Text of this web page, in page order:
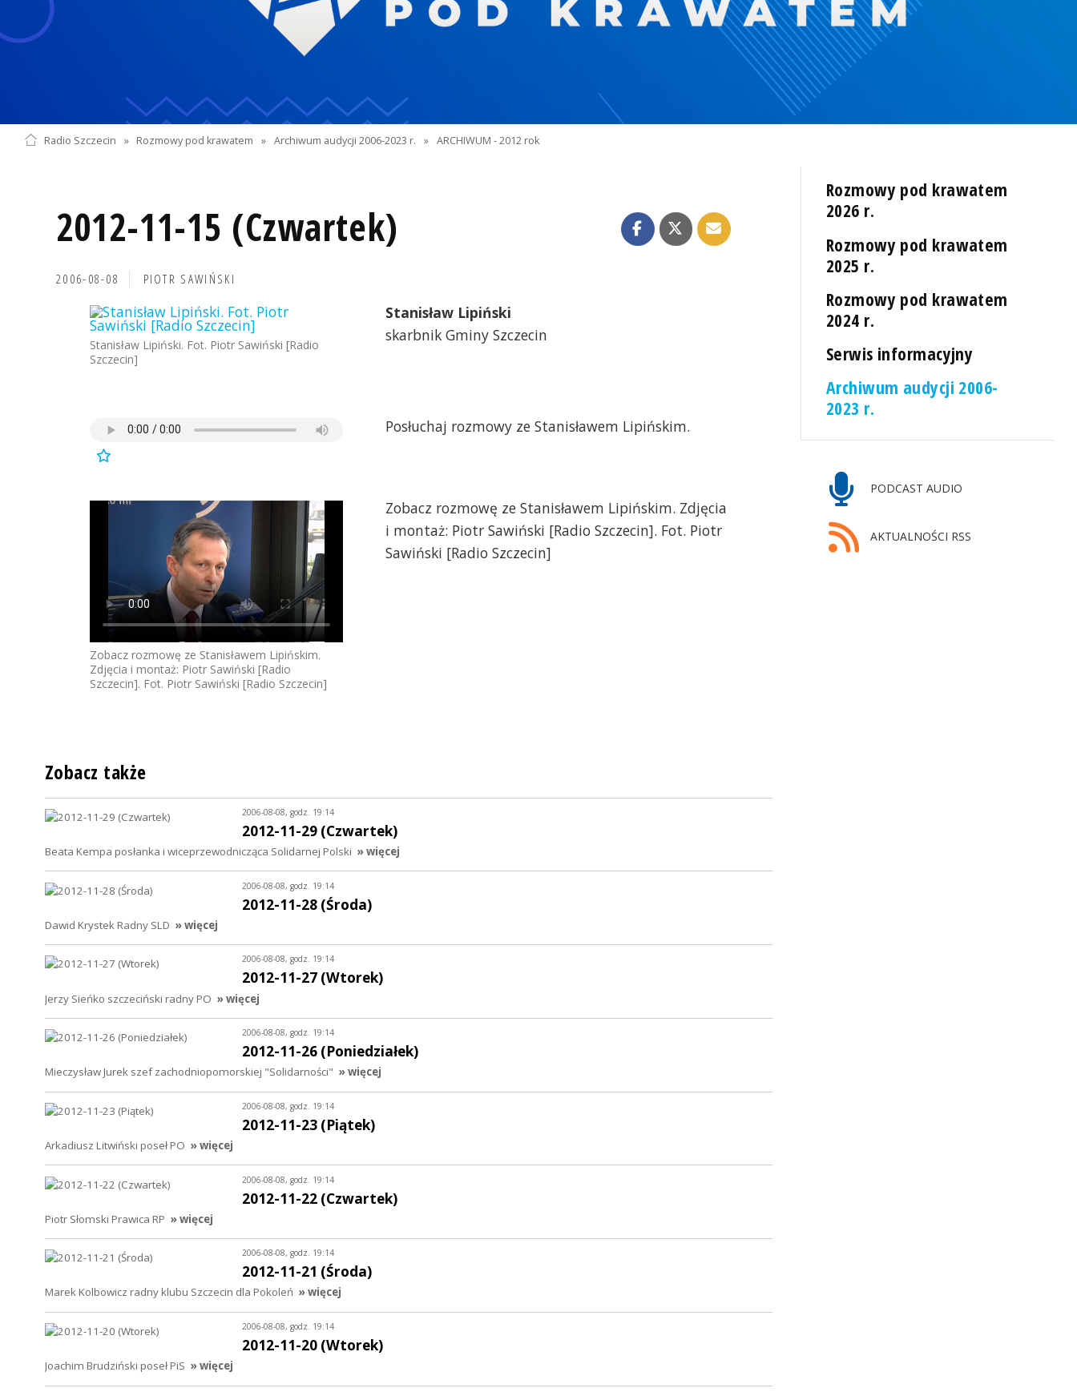
Radio Szczecin » Rozmowy pod krawatem » Archiwum audycji 2006-2023 r. » ARCHIWUM - 2012 rok
2012-11-15 (Czwartek)
2006-08-08 PIOTR SAWIŃSKI
Stanisław Lipiński. Fot. Piotr Sawiński [Radio
Szczecin]
Stanisław Lipiński
skarbnik Gminy Szczecin
Posłuchaj rozmowy ze Stanisławem Lipińskim.
Zobacz rozmowę ze Stanisławem Lipińskim.
Zdjęcia i montaż: Piotr Sawiński [Radio
Szczecin]. Fot. Piotr Sawiński [Radio Szczecin]
Zobacz rozmowę ze Stanisławem Lipińskim. Zdjęcia
i montaż: Piotr Sawiński [Radio Szczecin]. Fot. Piotr
Sawiński [Radio Szczecin]
Rozmowy pod krawatem
2026 r.
Rozmowy pod krawatem
2025 r.
Rozmowy pod krawatem
2024 r.
Serwis informacyjny
Archiwum audycji 2006-
2023 r.
PODCAST AUDIO
AKTUALNOŚCI RSS
Zobacz także
2006-08-08, godz. 19:14
2012-11-29 (Czwartek)
Beata Kempa posłanka i wiceprzewodnicząca Solidarnej Polski » więcej
2006-08-08, godz. 19:14
2012-11-28 (Środa)
Dawid Krystek Radny SLD » więcej
2006-08-08, godz. 19:14
2012-11-27 (Wtorek)
Jerzy Sieńko szczeciński radny PO » więcej
2006-08-08, godz. 19:14
2012-11-26 (Poniedziałek)
Mieczysław Jurek szef zachodniopomorskiej "Solidarności" » więcej
2006-08-08, godz. 19:14
2012-11-23 (Piątek)
Arkadiusz Litwiński poseł PO » więcej
2006-08-08, godz. 19:14
2012-11-22 (Czwartek)
Piotr Słomski Prawica RP » więcej
2006-08-08, godz. 19:14
2012-11-21 (Środa)
Marek Kolbowicz radny klubu Szczecin dla Pokoleń » więcej
2006-08-08, godz. 19:14
2012-11-20 (Wtorek)
Joachim Brudziński poseł PiS » więcej